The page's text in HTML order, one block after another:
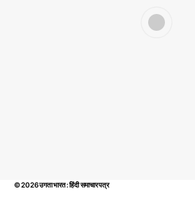
© 2026उगता भारत : हिंदी समाचार पत्र